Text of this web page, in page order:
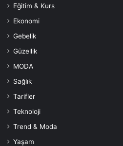
Eğitim & Kurs
Ekonomi
Gebelik
Güzellik
MODA
Sağlık
Tarifler
Teknoloji
Trend & Moda
Yaşam